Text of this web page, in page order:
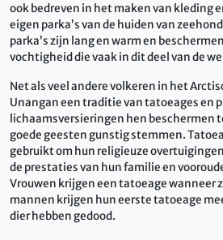
ook bedreven in het maken van kleding
eigen parka’s van de huiden van
parka’s zijn lang en warm en
vochtigheid die vaak in dit deel van de
Net als veel andere volkeren in het
Unangan een traditie van tatoeages en
lichaamsversieringen hen beschermen
goede geesten gunstig stemmen.
gebruikt om hun religieuze
de prestaties van hun familie en
Vrouwen krijgen een tatoeage wanneer
mannen krijgen hun eerste tatoeage
dier hebben gedood.